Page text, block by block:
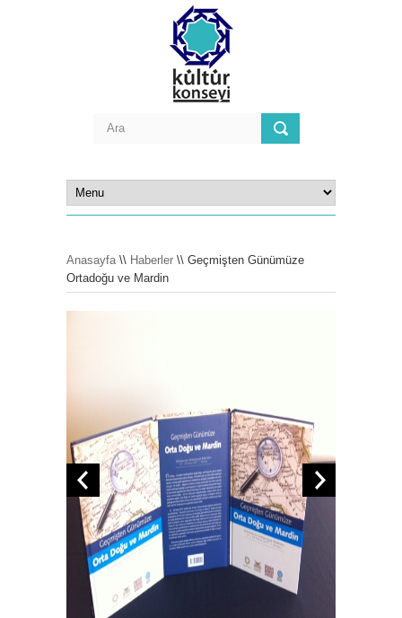
Anasayfa\\ Haberler \\ Geçmişten Günümüze
Ortadoğu ve Mardin